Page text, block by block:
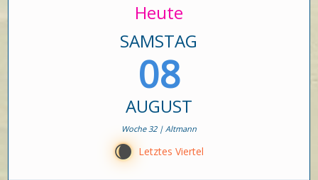
Heute
SAMSTAG
08
AUGUST
Woche 32 | Altmann
W Letztes Viertel